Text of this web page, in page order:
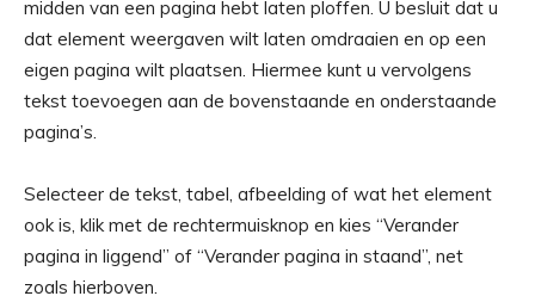
midden van een pagina hebt laten ploffen. U besluit dat u
dat element weergaven wilt laten omdraaien en op een
eigen pagina wilt plaatsen. Hiermee kunt u vervolgens
tekst toevoegen aan de bovenstaande en onderstaande
pagina’s.
Selecteer de tekst, tabel, afbeelding of wat het element
ook is, klik met de rechtermuisknop en kies “Verander
pagina in liggend” of “Verander pagina in staand”, net
zoals hierboven.